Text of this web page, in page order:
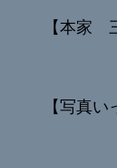
【本家
【写真